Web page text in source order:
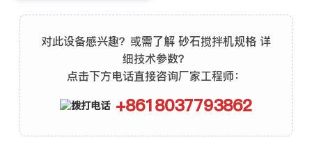
对此设备感兴趣？或需了解 砂石搅拌机规格 详
细技术参数？
点击下方电话直接咨询厂家工程师：
+8618037793862